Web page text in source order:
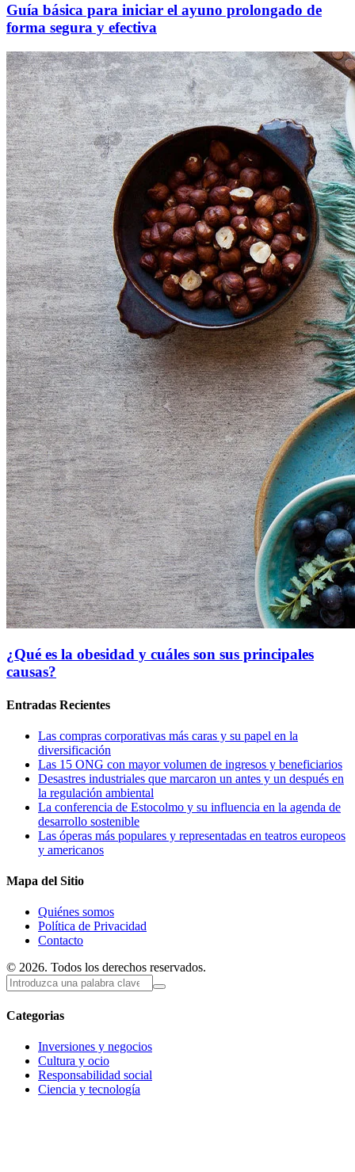
Guía básica para iniciar el ayuno prolongado de
forma segura y efectiva
¿Qué es la obesidad y cuáles son sus principales
causas?
Entradas Recientes
Las compras corporativas más caras y su papel en la
diversificación
Las 15 ONG con mayor volumen de ingresos y beneficiarios
Desastres industriales que marcaron un antes y un después en
la regulación ambiental
La conferencia de Estocolmo y su influencia en la agenda de
desarrollo sostenible
Las óperas más populares y representadas en teatros europeos
y americanos
Mapa del Sitio
Quiénes somos
Política de Privacidad
Contacto
© 2026. Todos los derechos reservados.
Categorias
Inversiones y negocios
Cultura y ocio
Responsabilidad social
Ciencia y tecnología